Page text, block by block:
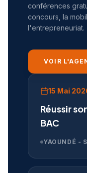
conférences
concours, la
l'entrepreneuriat.
VOIR
15 Mai
Réussir
BAC
YAOUNDÉ -